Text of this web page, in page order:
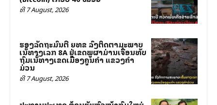
ທີ 7 August, 2026
ຮອງລັດຖະມົນຕີ ຍທຂ ລົງຕິດຕາມສະພາບ
ເສັ້ນທາງເລກ 8A ຢູ່ເຂດພູຜາມ່ານເຈື່ອນທັບ
ຖົມເສັ້ນທາງເຂດເມືອງຄູນຄໍາ ແຂວງຄໍາ
ມ່ວນ
ທີ 7 August, 2026